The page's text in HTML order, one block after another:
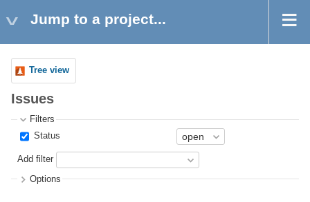
Jump to a project...
Tree view
Issues
Filters
Status
Add filter
Options